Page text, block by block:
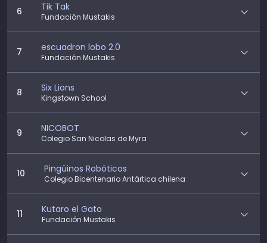
6 Tik Tak
Fundación Mustakis
7 escuadron lobo 2.0
Fundación Mustakis
8 Six Lions
Kingstown School
9 NICOBOT
Colegio San Nicolas de Myra
10 Pingüinos Robóticos
Colegio Bicentenario Antártica chilena
11 Kutaro el Gato
Fundación Mustakis